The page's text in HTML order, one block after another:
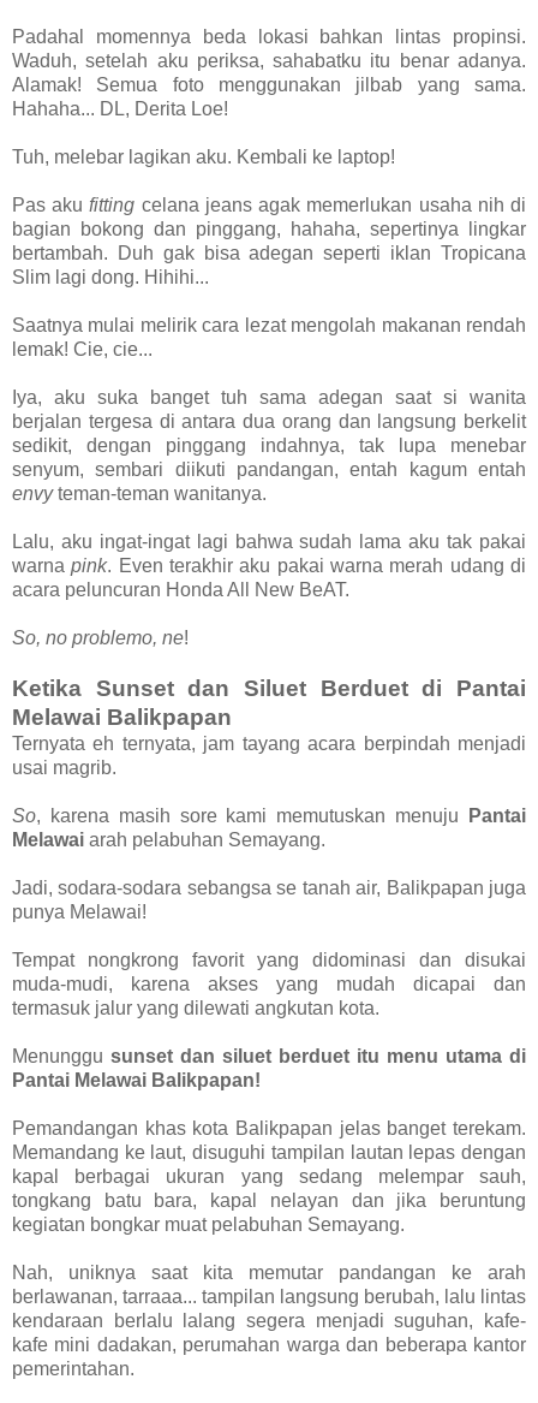
Padahal momennya beda lokasi bahkan lintas propinsi.
Waduh, setelah aku periksa, sahabatku itu benar adanya.
Alamak! Semua foto menggunakan jilbab yang sama.
Hahaha... DL, Derita Loe!
Tuh, melebar lagikan aku. Kembali ke laptop!
Pas akufitting celana jeans agak memerlukan usaha nih di
bagian bokong dan pinggang, hahaha, sepertinya lingkar
bertambah. Duh gak bisa adegan seperti iklan Tropicana
Slim lagi dong. Hihihi...
Saatnya mulai melirik cara lezat mengolah makanan rendah
lemak! Cie, cie...
Iya, aku suka banget tuh sama adegan saat si wanita
berjalan tergesa di antara dua orang dan langsung berkelit
sedikit, dengan pinggang indahnya, tak lupa menebar
senyum, sembari diikuti pandangan, entah kagum entah
envyteman-teman wanitanya.
Lalu, aku ingat-ingat lagi bahwa sudah lama aku tak pakai
warnapink. Even terakhir aku pakai warna merah udang di
acara peluncuran Honda All New BeAT.
So, no problemo, ne!
Ketika Sunset dan Siluet Berduet di Pantai
Melawai Balikpapan
Ternyata eh ternyata, jam tayang acara berpindah menjadi
usai magrib.
So, karena masih sore kami memutuskan menuju
Pantai
Melawai arah pelabuhan Semayang.
Jadi, sodara-sodara sebangsa se tanah air, Balikpapan juga
punya Melawai!
Tempat nongkrong favorit yang didominasi dan disukai
muda-mudi, karena akses yang mudah dicapai dan
termasuk jalur yang dilewati angkutan kota.
Menunggu sunset dan siluet berduet itu menu utama di
Pantai Melawai Balikpapan!
Pemandangan khas kota Balikpapan jelas banget terekam.
Memandang ke laut, disuguhi tampilan lautan lepas dengan
kapal berbagai ukuran yang sedang melempar sauh,
tongkang batu bara, kapal nelayan dan jika beruntung
kegiatan bongkar muat pelabuhan Semayang.
Nah, uniknya saat kita memutar pandangan ke arah
berlawanan, tarraaa... tampilan langsung berubah, lalu lintas
kendaraan berlalu lalang segera menjadi suguhan, kafe-
kafe mini dadakan, perumahan warga dan beberapa kantor
pemerintahan.